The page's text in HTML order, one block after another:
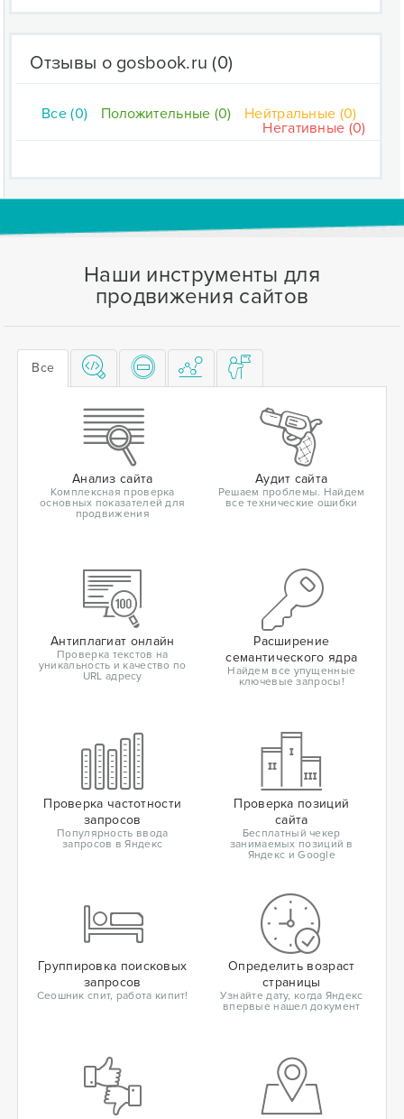
Отзывы о gosbook.ru (0)
Все (0) Положительные (0)
Нейтральные (0)
Негативные (0)
Наши инструменты для
продвижения сайтов
Все
Анализ сайта
Комплексная проверка
основных показателей для
продвижения
Аудит сайта
Решаем проблемы. Найдем
все технические ошибки
Антиплагиат онлайн
Проверка текстов на
уникальность и качество по
URL адресу
Расширение
семантического ядра
Найдем все упущенные
ключевые запросы!
Проверка частотности
запросов
Популярность ввода
запросов в Яндекс
Проверка позиций
сайта
Бесплатный чекер
занимаемых позиций в
Яндекс и Google
Группировка поисковых
запросов
Сеошник спит, работа кипит!
Определить возраст
страницы
Узнайте дату, когда Яндекс
впервые нашел документ